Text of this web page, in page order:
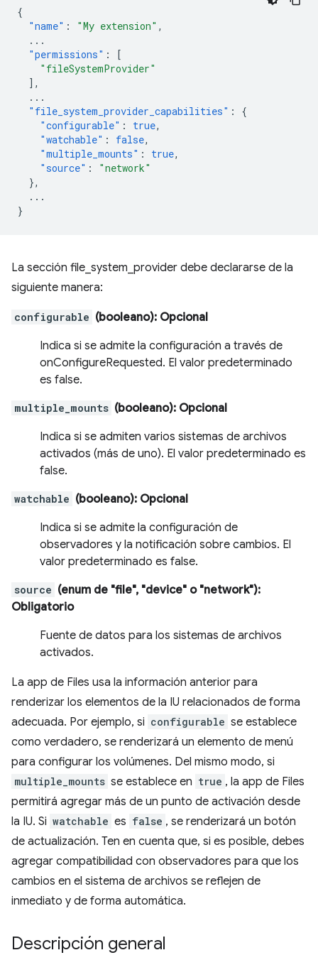
{
"name" : "My extension" ,
...
"permissions" :
[
"fileSystemProvider"
],
...
"file_system_provider_capabilities" :
{
"configurable" : true,
"watchable" : false,
"multiple_mounts" : true,
"source" :
"network"
},
...
}
La sección file_system_provider debe declararse de la
siguiente manera:
configurable (booleano): Opcional
Indica si se admite la configuración a través de
onConfigureRequested. El valor predeterminado
es false.
multiple_mounts (booleano): Opcional
Indica si se admiten varios sistemas de archivos
activados (más de uno). El valor predeterminado es
false.
watchable (booleano): Opcional
Indica si se admite la configuración de
observadores y la notificación sobre cambios. El
valor predeterminado es false.
source (enum de "file", "device" o "network"):
Obligatorio
Fuente de datos para los sistemas de archivos
activados.
La app de Files usa la información anterior para
renderizar los elementos de la IU relacionados de forma
adecuada. Por ejemplo, si configurable se establece
como verdadero, se renderizará un elemento de menú
para configurar los volúmenes. Del mismo modo, si
multiple_mounts se establece en true , la app de Files
permitirá agregar más de un punto de activación desde
la IU. Si watchable es false , se renderizará un botón
de actualización. Ten en cuenta que, si es posible, debes
agregar compatibilidad con observadores para que los
cambios en el sistema de archivos se reflejen de
inmediato y de forma automática.
Descripción general